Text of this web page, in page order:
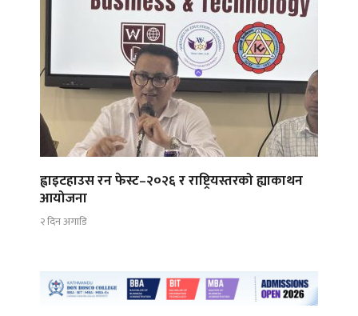
ह्वाइटहाउस रन फेस्ट–२०२६ र राष्ट्रियस्तरको ह्याकाथन
आयोजना
२ दिन अगाडि